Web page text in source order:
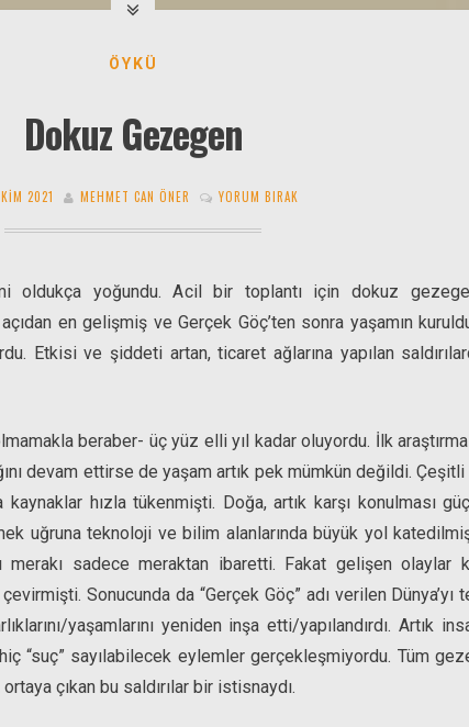
ÖYKÜ
Dokuz Gezegen
2021 MEHMET CAN ÖNER YORUM BIRAK
oldukça yoğundu. Acil bir toplantı için dokuz
en gelişmiş ve Gerçek Göç’ten sonra yaşamın
Etkisi ve şiddeti artan, ticaret ağlarına yapılan
beraber- üç yüz elli yıl kadar oluyordu. İlk
devam ettirse de yaşam artık pek mümkün değildi. Çeşitli
hızla tükenmişti. Doğa, artık karşı konulması
uğruna teknoloji ve bilim alanlarında büyük yol
sadece meraktan ibaretti. Fakat gelişen olaylar
Sonucunda da “Gerçek Göç” adı verilen
yaşamlarını yeniden inşa etti/yapılandırdı. Artık
“suç” sayılabilecek eylemler gerçekleşmiyordu. Tüm
çıkan bu saldırılar bir istisnaydı.